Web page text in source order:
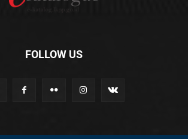
FOLLOW US